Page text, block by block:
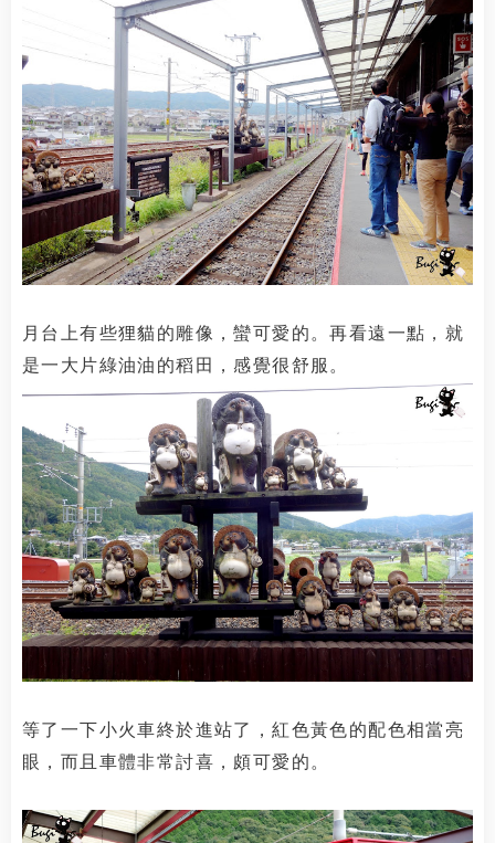
月台上有些狸貓的雕像，蠻可愛的。再看遠一點，就
是一大片綠油油的稻田，感覺很舒服。
等了一下小火車終於進站了，紅色黃色的配色相當亮
眼，而且車體非常討喜，頗可愛的。